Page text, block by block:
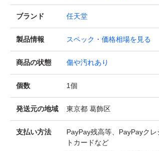
ブランド 任天堂
製品情報 スペック・価格相場を見る
商品の状態 傷や汚れあり
個数 1個
発送元の地域 東京都 葛飾区
支払い方法
PayPay残高等、PayPayク
トカードなど